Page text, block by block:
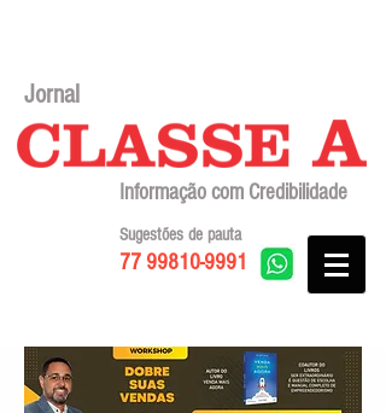
Jornal
Informação com Credibilidade
77 99810-9991
Sugestões de pauta